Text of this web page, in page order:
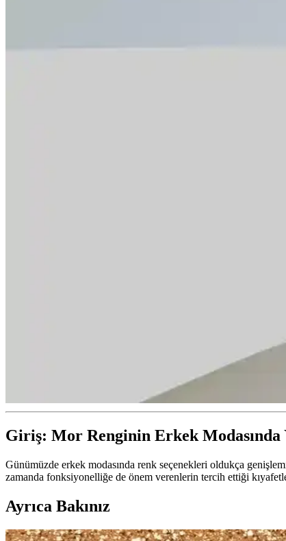
Giriş: Mor Renginin Erkek Modasında
Günümüzde erkek modasında renk seçenekleri oldukça
zamanda fonksiyonelliğe de önem verenlerin tercih ettiği
Ayrıca Bakınız